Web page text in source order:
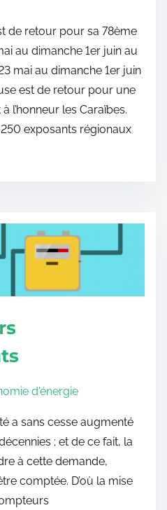
de retour pour sa 78ème
au dimanche 1er juin au
mai au dimanche 1er juin
est de retour pour une
l’honneur les Caraïbes.
exposants régionaux
d'énergie
a sans cesse augmenté
; et de ce fait, la
à cette demande,
comptée. D’où la mise